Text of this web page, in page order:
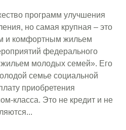
программ улучшения
но самая крупная – это
и комфортным жильем
федерального
молодых семей». Его
семье социальной
приобретения
класса. Это не кредит и не